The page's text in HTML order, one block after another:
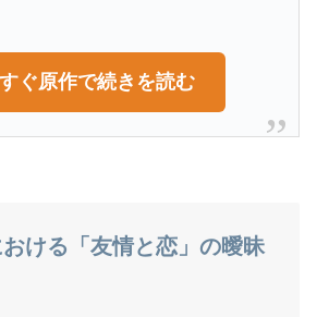
ぐ原作で続きを読む
ける「友情と恋」の曖昧